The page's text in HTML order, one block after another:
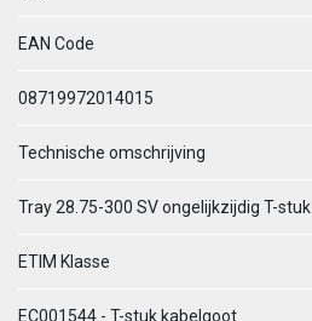
EAN Code
08719972014015
Technische omschrijving
Tray 28.75-300 SV ongelijkzijdig T-stuk
ETIM Klasse
EC001544 - T-stuk kabelgoot